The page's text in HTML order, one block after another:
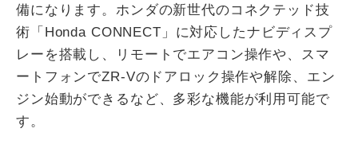
備になります。ホンダの新世代のコネクテッド技
術「Honda CONNECT」に対応したナビディスプ
レーを搭載し、リモートでエアコン操作や、スマ
ートフォンでZR-Vのドアロック操作や解除、エン
ジン始動ができるなど、多彩な機能が利用可能で
す。